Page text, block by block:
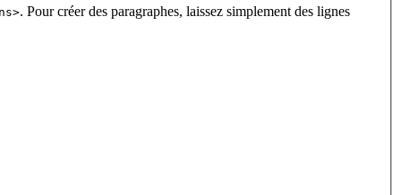
. Pour créer des paragraphes, laissez simplement des lignes